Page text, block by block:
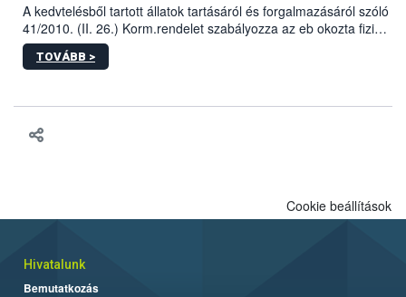
A kedvtelésből tartott állatok tartásáról és forgalmazásáról szóló
41/2010. (II. 26.) Korm.rendelet szabályozza az eb okozta fizikai
sérülés, illetve ennek veszélye keletkezésekor felmerülő
hatósági feladatokat, valamint a veszélyes eb tartását és annak
TOVÁBB >
Cookie beállítások
Hivatalunk
Bemutatkozás